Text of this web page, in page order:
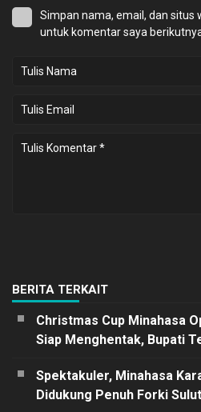
Simpan nama, email, dan situs
untuk komentar saya
BERITA TERKAIT
Christmas Cup Minahasa
Siap Menghentak, Bupati
Spektakuler, Minahasa
Didukung Penuh Forki Sulut